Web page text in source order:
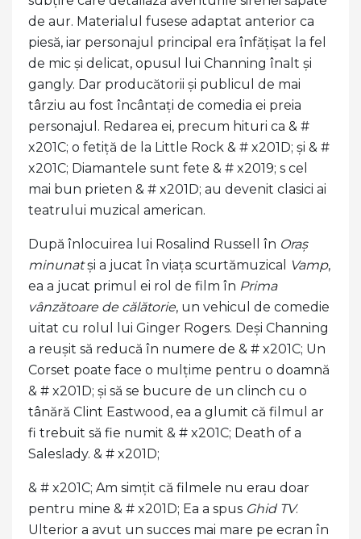
de aur. Materialul fusese adaptat anterior ca
piesă, iar personajul principal era înfățișat la fel
de mic și delicat, opusul lui Channing înalt și
gangly. Dar producătorii și publicul de mai
târziu au fost încântați de comedia ei preia
personajul. Redarea ei, precum hituri ca & #
x201C; o fetiță de la Little Rock & # x201D; și & #
x201C; Diamantele sunt fete & # x2019; s cel
mai bun prieten & # x201D; au devenit clasici ai
teatrului muzical american.
După înlocuirea lui Rosalind Russell în Oraș
minunatși a jucat în viața scurtămuzical Vamp,
ea a jucat primul ei rol de film în Prima
vânzătoare de călătorie, un vehicul de comedie
uitat cu rolul lui Ginger Rogers. Deși Channing
a reușit să reducă în numere de & # x201C; Un
Corset poate face o mulțime pentru o doamnă
& # x201D; și să se bucure de un clinch cu o
tânără Clint Eastwood, ea a glumit că filmul ar
fi trebuit să fie numit & # x201C; Death of a
Saleslady. & # x201D;
& # x201C; Am simțit că filmele nu erau doar
pentru mine & # x201D; Ea a spus Ghid TV.
Ulterior a avut un succes mai mare pe ecran în